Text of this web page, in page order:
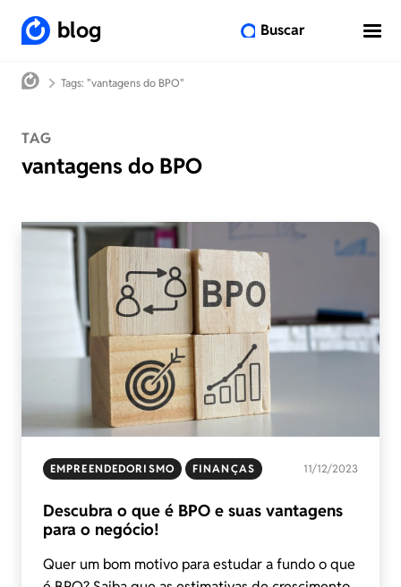
blog Buscar
Tags: "vantagens do BPO"
TAG
vantagens do BPO
EMPREENDEDORISMO FINANÇAS 11/12/2023
Descubra o que é BPO e suas vantagens
para o negócio!
Quer um bom motivo para estudar a fundo o que